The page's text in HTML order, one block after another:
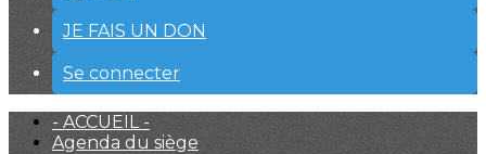
JE FAIS UN DON
Se connecter
- ACCUEIL -
Agenda du siège